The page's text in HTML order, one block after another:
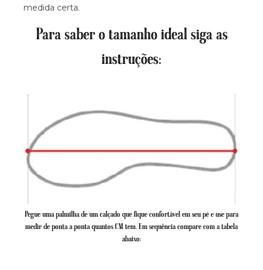
medida certa.
Para saber o tamanho ideal siga as
instruções:
Pegue uma palmilha de um calçado que fique confortável em seu pé e use para
medir de ponta a ponta quantos CM tem. Em sequência compare com a tabela
abaixo: